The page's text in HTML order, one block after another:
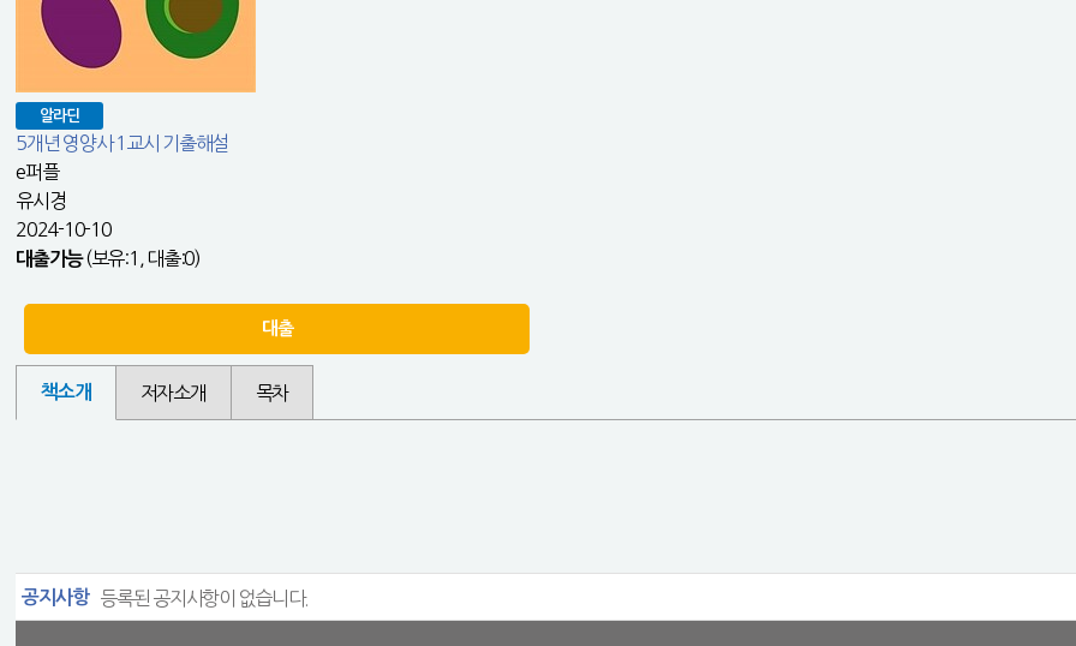
알라딘
5개년 영양사 1교시 기출해설
e퍼플
유시경
2024-10-10
대출가능(보유:1, 대출:0)
대출
책소개 저자소개 목차
공지사항 등록된 공지사항이 없습니다.